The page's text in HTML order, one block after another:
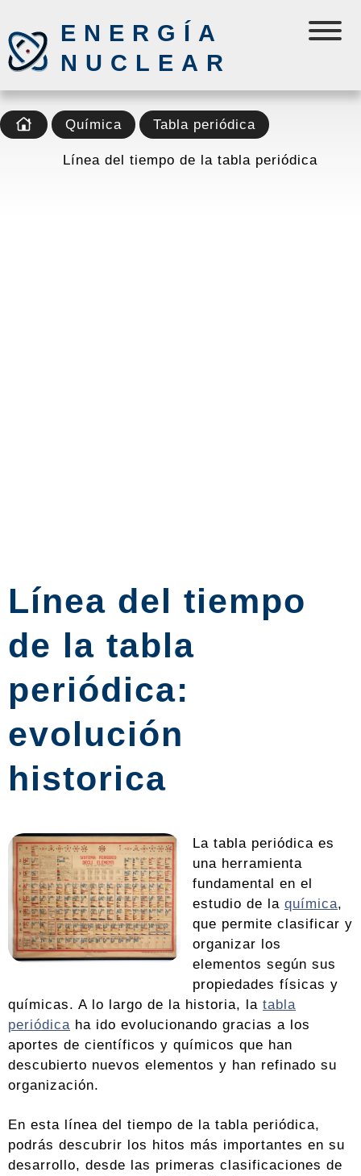
ENERGÍA
NUCLEAR
Química Tabla periódica
Línea del tiempo de la tabla periódica
Línea del tiempo
de la tabla
periódica:
evolución
historica
La tabla periódica es
una herramienta
fundamental en el
estudio de la química,
que permite clasificar y
organizar los
elementos según sus
propiedades físicas y
químicas. A lo largo de la historia, la tabla
periódica ha ido evolucionando gracias a los
aportes de científicos y químicos que han
descubierto nuevos elementos y han refinado su
organización.
En esta línea del tiempo de la tabla periódica,
podrás descubrir los hitos más importantes en su
desarrollo, desde las primeras clasificaciones de